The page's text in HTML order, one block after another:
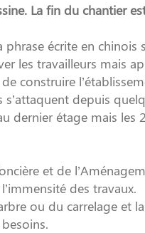
La fin du chantier
écrite en chinois
les travailleurs mais
construire
depuis
dernier étage mais les
et de
des travaux.
ou du carrelage et la